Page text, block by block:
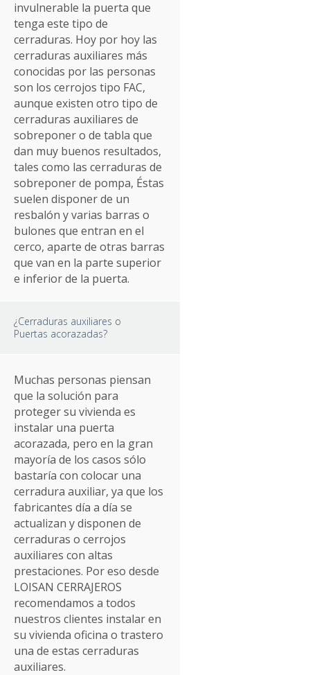
invulnerable la puerta que
tenga este tipo de
cerraduras. Hoy por hoy las
cerraduras auxiliares más
conocidas por las personas
son los cerrojos tipo FAC,
aunque existen otro tipo de
cerraduras auxiliares de
sobreponer o de tabla que
dan muy buenos resultados,
tales como las cerraduras de
sobreponer de pompa, Éstas
suelen disponer de un
resbalón y varias barras o
bulones que entran en el
cerco, aparte de otras barras
que van en la parte superior
e inferior de la puerta.
¿Cerraduras auxiliares o
Puertas acorazadas?
Muchas personas piensan
que la solución para
proteger su vivienda es
instalar una puerta
acorazada, pero en la gran
mayoría de los casos sólo
bastaría con colocar una
cerradura auxiliar, ya que los
fabricantes día a día se
actualizan y disponen de
cerraduras o cerrojos
auxiliares con altas
prestaciones. Por eso desde
LOISAN CERRAJEROS
recomendamos a todos
nuestros clientes instalar en
su vivienda oficina o trastero
una de estas cerraduras
auxiliares.